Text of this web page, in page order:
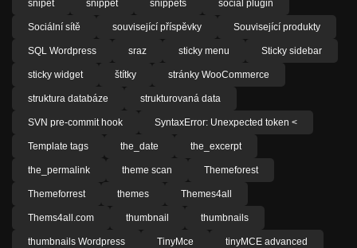
snipet snippet snippets social plugin
Sociální sítě související příspěvky Související produkty
SQL Wordpress sraz sticky menu Sticky sidebar
sticky widget štítky stránky WooCommerce
struktura databáze strukturovaná data
SVN pre-commit hook SyntaxError: Unexpected token <
Template tags the_date the_excerpt
the_permalink theme scan Themeforest
Themeforrest themes Themes4all
Thems4all.com thumbnail thumbnails
thumbnails Wordpress TinyMce tinyMCE advanced